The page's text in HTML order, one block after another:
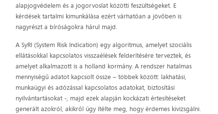
alapjogvédelem és a jogorvoslat közötti feszültségeket. E
kérdések tartalmi kimunkálása ezért várhatóan a jövőben is
nagyrészt a bíróságokra hárul majd.
A SyRI (System Risk Indication) egy algoritmus, amelyet szociális
ellátásokkal kapcsolatos visszaélések felderítésére terveztek, és
amelyet alkalmazott is a holland kormány. A rendszer hatalmas
mennyiségű adatot kapcsolt össze – többek között: lakhatási,
munkaügyi és adózással kapcsolatos adatokat, biztosítási
nyilvántartásokat -, majd ezek alapján kockázati értesítéseket
generált azokról, akikről úgy ítélte meg, hogy érdemes kivizsgálni.